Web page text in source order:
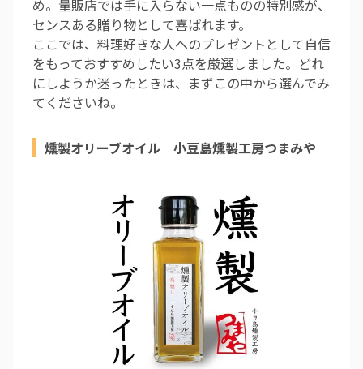
め。量販店では手に入らない一点ものの特別感が、
センスある贈り物として喜ばれます。
ここでは、料理好きな人へのプレゼントとして自信
をもっておすすめしたい3点を厳選しました。どれ
にしようか迷ったときは、まずこの中から選んでみ
てくださいね。
燻製オリーブオイル 小豆島燻製工房つまみや